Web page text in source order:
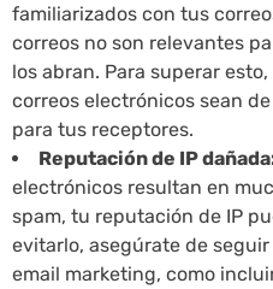
familiarizados con tus
correos no son relevantes
los abran. Para superar
correos electrónicos sean
para tus receptores.
Reputación de IP
electrónicos resultan en
spam, tu reputación de IP
evitarlo, asegúrate de
email marketing, como